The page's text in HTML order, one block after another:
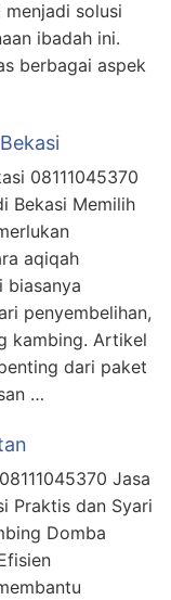
solusi
ibadah ini.
berbagai aspek
08111045370
Bekasi Memilih
aqiqah
biasanya
penyembelihan,
kambing. Artikel
dari paket
…
Jasa
Praktis dan Syari
Domba